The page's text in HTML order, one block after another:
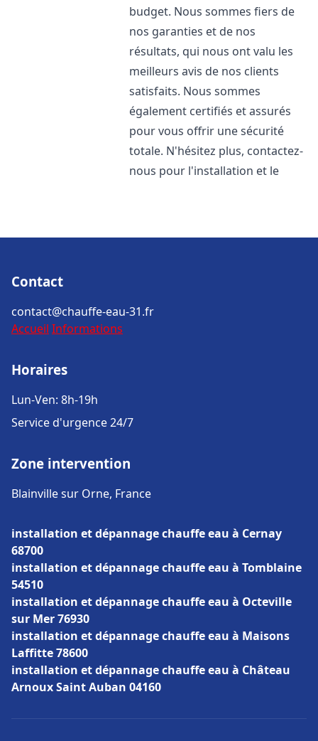
budget. Nous sommes fiers de
nos garanties et de nos
résultats, qui nous ont valu les
meilleurs avis de nos clients
satisfaits. Nous sommes
également certifiés et assurés
pour vous offrir une sécurité
totale. N'hésitez plus, contactez-
nous pour l'installation et le
Contact
contact@chauffe-eau-31.fr
Accueil Informations
Horaires
Lun-Ven: 8h-19h
Service d'urgence 24/7
Zone intervention
Blainville sur Orne, France
installation et dépannage chauffe eau à Cernay
68700
installation et dépannage chauffe eau à Tomblaine
54510
installation et dépannage chauffe eau à Octeville
sur Mer 76930
installation et dépannage chauffe eau à Maisons
Laffitte 78600
installation et dépannage chauffe eau à Château
Arnoux Saint Auban 04160